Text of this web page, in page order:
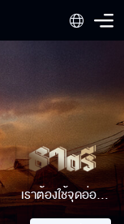
ได้ตัวมาหรือเปล่า